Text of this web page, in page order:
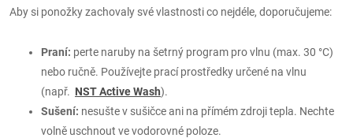
Aby si ponožky zachovaly své vlastnosti co nejdéle, doporučujeme:
Praní: perte naruby na šetrný program pro vlnu (max. 30 °C)
nebo ručně. Používejte prací prostředky určené na vlnu
(např. NST Active Wash).
Sušení: nesušte v sušičce ani na přímém zdroji tepla. Nechte
volně uschnout ve vodorovné poloze.